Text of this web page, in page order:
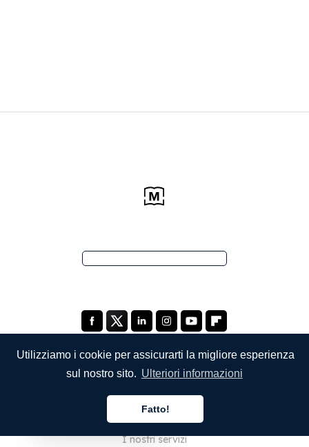
Utilizziamo i cookie per assicurarti la migliore esperienza
sul nostro sito. Ulteriori informazioni
Fatto!
Chi siamo
I nostri servizi
Italiano